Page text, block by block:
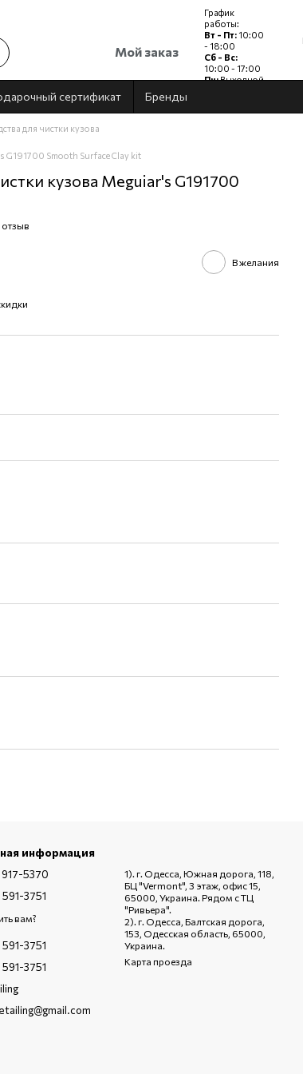
Мой заказ
График
работы:
Вт - Пт: 10:00
- 18:00
Сб - Вс:
10:00 - 17:00
Пн:Выходной
сертификат Бренды
для чистки кузова
Smooth Surface Clay kit
кузова Meguiar's G191700
отзыв
В желания
информация
5370
3751
вам?
3751
3751
1). г. Одесса, Южная дорога, 118,
БЦ "Vermont", 3 этаж, офис 15,
65000, Украина. Рядом с ТЦ
"Ривьера".
2). г. Одесса, Балтская дорога,
153, Одесская область, 65000,
Украина.
Карта проезда